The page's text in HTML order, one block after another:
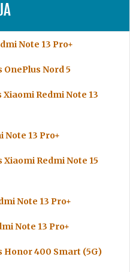
Note 13 Pro+
OnePlus Nord 5
Xiaomi Redmi Note 13
Note 13 Pro+
Xiaomi Redmi Note 15
Note 13 Pro+
Note 13 Pro+
Honor 400 Smart (5G)